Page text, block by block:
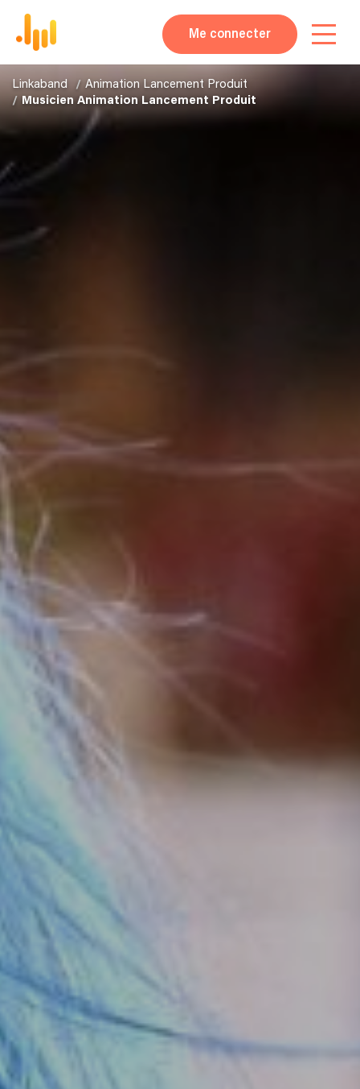
Me connecter
Linkaband
Animation Lancement Produit
Musicien Animation Lancement Produit